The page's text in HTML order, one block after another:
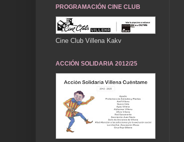
PROGRAMACIÓN CINE CLUB
Cine Club Villena Kakv
ACCIÓN SOLIDARIA 2012/25